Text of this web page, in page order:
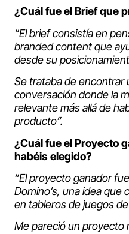
¿Cuál fue el Brief que
“El brief consistía en
branded content que
desde su
Se trataba de encontrar
conversación donde la
relevante más allá de
producto”.
¿Cuál fue el Proyecto
habéis elegido?
“El proyecto ganador
Domino’s, una idea que
en tableros de juegos
Me pareció un proyecto